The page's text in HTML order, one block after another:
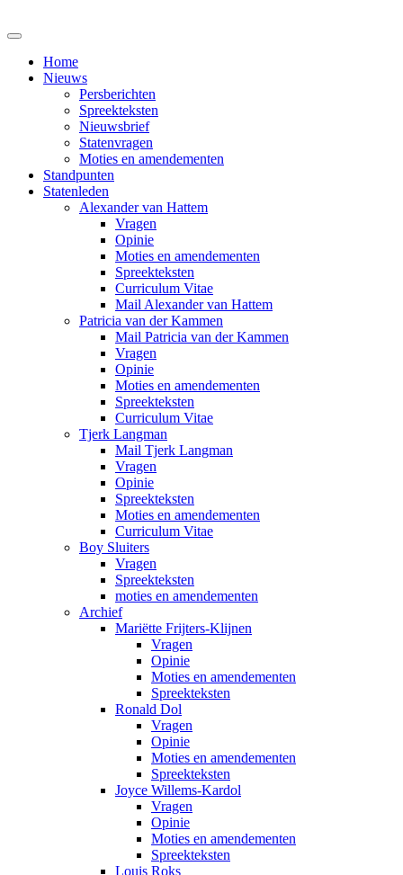
Home
Nieuws
Persberichten
Spreekteksten
Nieuwsbrief
Statenvragen
Moties en amendementen
Standpunten
Statenleden
Alexander van Hattem
Vragen
Opinie
Moties en amendementen
Spreekteksten
Curriculum Vitae
Mail Alexander van Hattem
Patricia van der Kammen
Mail Patricia van der Kammen
Vragen
Opinie
Moties en amendementen
Spreekteksten
Curriculum Vitae
Tjerk Langman
Mail Tjerk Langman
Vragen
Opinie
Spreekteksten
Moties en amendementen
Curriculum Vitae
Boy Sluiters
Vragen
Spreekteksten
moties en amendementen
Archief
Mariëtte Frijters-Klijnen
Vragen
Opinie
Moties en amendementen
Spreekteksten
Ronald Dol
Vragen
Opinie
Moties en amendementen
Spreekteksten
Joyce Willems-Kardol
Vragen
Opinie
Moties en amendementen
Spreekteksten
Louis Roks